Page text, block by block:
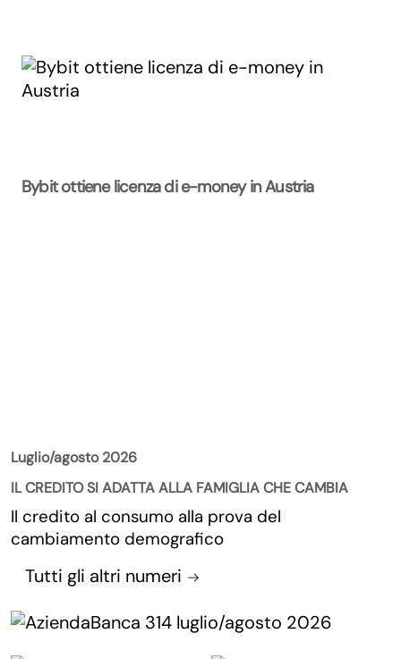
Bybit ottiene licenza di e-money in Austria
Luglio/agosto 2026
IL CREDITO SI ADATTA ALLA FAMIGLIA CHE CAMBIA
Il credito al consumo alla prova del
cambiamento demografico
Tutti gli altri numeri